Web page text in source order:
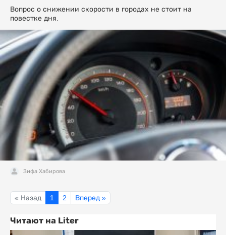
Вопрос о снижении скорости в городах не стоит на
повестке дня.
Зифа Хабирова
« Назад 1 2 Вперед »
Читают на Liter